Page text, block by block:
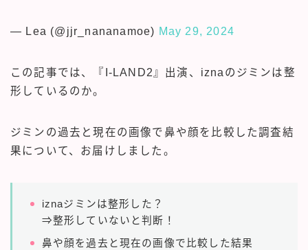
— Lea (@jjr_nananamoe) May 29, 2024
この記事では、『I-LAND2』出演、iznaのジミンは整
形しているのか。
ジミンの過去と現在の画像で鼻や顔を比較した調査結
果について、お届けしました。
iznaジミンは整形した？
⇒整形していないと判断！
鼻や顔を過去と現在の画像で比較した結果